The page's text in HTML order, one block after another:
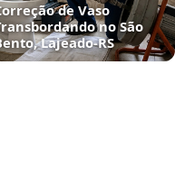
de Vaso
no São
Lajeado‑RS